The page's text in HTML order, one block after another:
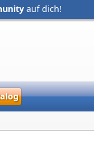
auf dich!